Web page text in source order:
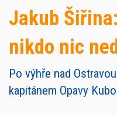
Jakub
nikdo nic
Po výhře nad
kapitánem Opavy